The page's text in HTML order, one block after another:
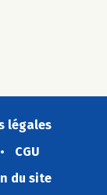
légales
CGU
du site